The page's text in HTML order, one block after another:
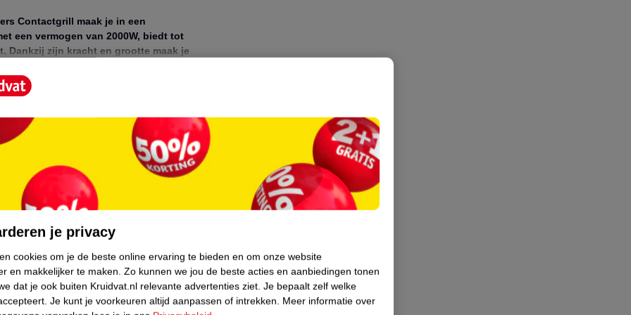
Contactgrill maak je in een
een vermogen van 2000W, biedt tot
Dankzij zijn kracht en grootte maak je
met de gourmetstand. Ontdek de
PFAS-vrij én vaatwasserveilig.
aan elk gerecht aan. Of je nu een
de drie standen heb je altijd de juiste
maar ook leuk en dynamisch.
je privacy
cookies om je de beste online ervaring te bieden en om onze website
en makkelijker te maken. Zo kunnen we jou de beste acties en aanbiedingen tonen
dat je ook buiten Kruidvat.nl relevante advertenties ziet. Je bepaalt zelf welke
Je kunt je voorkeuren altijd aanpassen of intrekken. Meer informatie over